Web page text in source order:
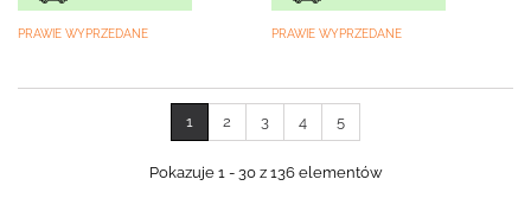
PRAWIE WYPRZEDANE PRAWIE WYPRZEDANE
1 2 3 4 5
Pokazuje 1 - 30 z 136 elementów